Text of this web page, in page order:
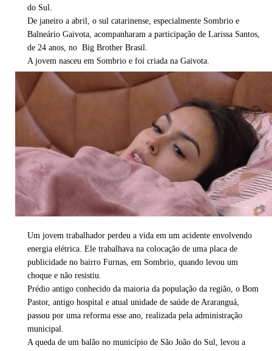
do Sul.
De janeiro a abril, o sul catarinense, especialmente Sombrio e
Balneário Gaivota, acompanharam a participação de Larissa Santos,
de 24 anos, no Big Brother Brasil.
A jovem nasceu em Sombrio e foi criada na Gaivota.
Um jovem trabalhador perdeu a vida em um acidente envolvendo
energia elétrica. Ele trabalhava na colocação de uma placa de
publicidade no bairro Furnas, em Sombrio, quando levou um
choque e não resistiu.
Prédio antigo conhecido da maioria da população da região, o Bom
Pastor, antigo hospital e atual unidade de saúde de Araranguá,
passou por uma reforma esse ano, realizada pela administração
municipal.
A queda de um balão no município de São João do Sul, levou a